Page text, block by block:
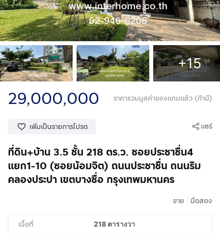
+15
29,000,000 ราคารวมมูลค่าของแถมแล้ว (ถ้ามี)
เพิ่มเป็นรายการโปรด แชร์
ที่ดิน+บ้าน 3.5 ชั้น 218 ตร.ว. ซอยประชาชื่น4
แยก1-10 (ซอยน้อมจิต) ถนนประชาชื่น ถนนริม
คลองประปา เขตบางซื่อ กรุงเทพมหานคร
ขาย มือสอง
เนื้อที่ 218 ตารางวา